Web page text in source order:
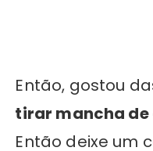
Então, gostou
tirar mancha
Então deixe um